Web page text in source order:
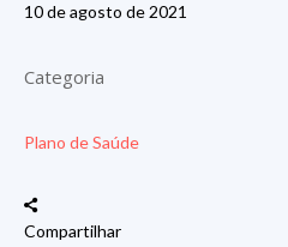
10 de agosto de 2021
Categoria
Plano de Saúde
Compartilhar